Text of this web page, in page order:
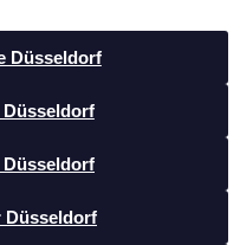
Düsseldorf
Düsseldorf